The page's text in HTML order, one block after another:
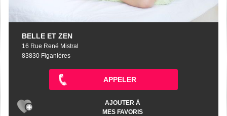
BELLE ET ZEN
16 Rue René Mistral
83830 Figanières
APPELER
AJOUTER À
MES FAVORIS